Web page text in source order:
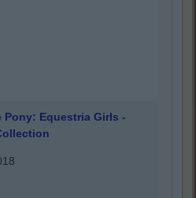
Pony: Equestria Girls -